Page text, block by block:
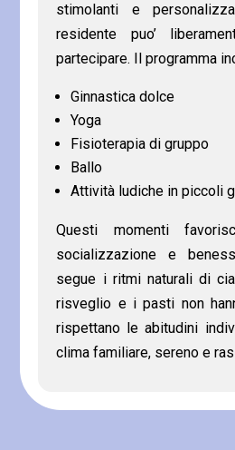
stimolanti e
residente puo’
partecipare. Il programma
Ginnastica dolce
Yoga
Fisioterapia di gruppo
Ballo
Attività ludiche in piccoli
Questi momenti
socializzazione e
segue i ritmi naturali di
risveglio e i pasti non
rispettano le abitudini
clima familiare, sereno e